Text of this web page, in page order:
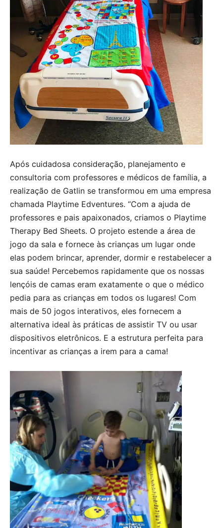
Após cuidadosa consideração, planejamento e
consultoria com professores e médicos de família, a
realização de Gatlin se transformou em uma empresa
chamada Playtime Edventures. “Com a ajuda de
professores e pais apaixonados, criamos o Playtime
Therapy Bed Sheets. O projeto estende a área de
jogo da sala e fornece às crianças um lugar onde
elas podem brincar, aprender, dormir e restabelecer a
sua saúde! Percebemos rapidamente que os nossas
lençóis de camas eram exatamente o que o médico
pedia para as crianças em todos os lugares! Com
mais de 50 jogos interativos, eles fornecem a
alternativa ideal às práticas de assistir TV ou usar
dispositivos eletrônicos. E a estrutura perfeita para
incentivar as crianças a irem para a cama!